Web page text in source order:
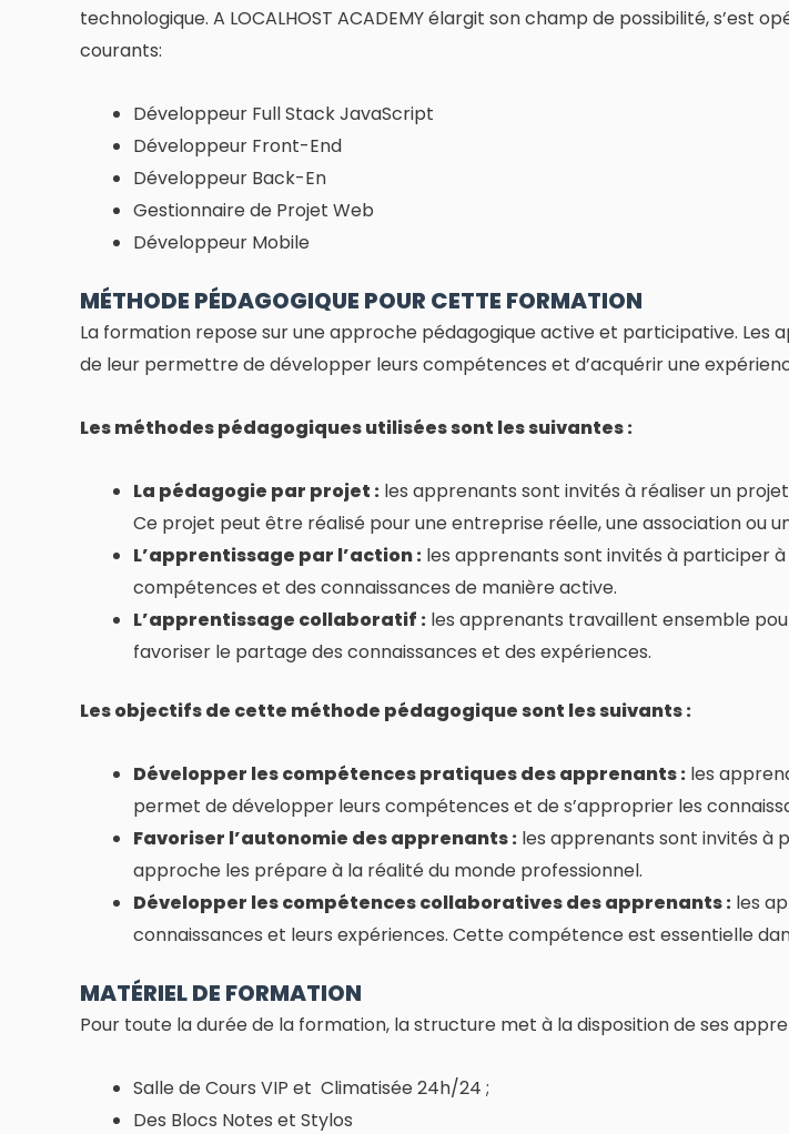
technologique. A LOCALHOST ACADEMY élargit son champ de possibilité, s’est
courants:
Développeur Full Stack JavaScript
Développeur Front-End
Développeur Back-En
Gestionnaire de Projet Web
Développeur Mobile
MÉTHODE PÉDAGOGIQUE POUR CETTE FORMATION
La formation repose sur une approche pédagogique active et participative.
de leur permettre de développer leurs compétences et d’acquérir une
Les méthodes pédagogiques utilisées sont les suivantes :
La pédagogie par projet : les apprenants sont invités à réaliser un
Ce projet peut être réalisé pour une entreprise réelle, une association ou
L’apprentissage par l’action : les apprenants sont invités à participer
compétences et des connaissances de manière active.
L’apprentissage collaboratif : les apprenants travaillent ensemble
favoriser le partage des connaissances et des expériences.
Les objectifs de cette méthode pédagogique sont les suivants :
Développer les compétences pratiques des apprenants : les
permet de développer leurs compétences et de s’approprier les
Favoriser l’autonomie des apprenants : les apprenants sont invités à
approche les prépare à la réalité du monde professionnel.
Développer les compétences collaboratives des apprenants : les
connaissances et leurs expériences. Cette compétence est essentielle
MATÉRIEL DE FORMATION
Pour toute la durée de la formation, la structure met à la disposition de ses
Salle de Cours VIP et Climatisée 24h/24 ;
Des Blocs Notes et Stylos